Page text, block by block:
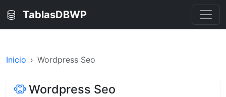
TablasDBWP
Inicio Wordpress Seo
Wordpress Seo